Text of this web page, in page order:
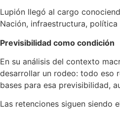
Lupión llegó al cargo
Nación, infraestructura,
Previsibilidad como condición
En su análisis del contexto
desarrollar un rodeo: todo eso
bases para esa previsibilidad,
Las retenciones siguen siendo